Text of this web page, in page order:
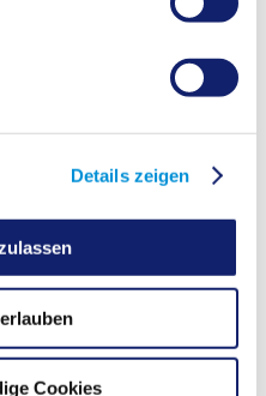
Details zeigen
Cookies